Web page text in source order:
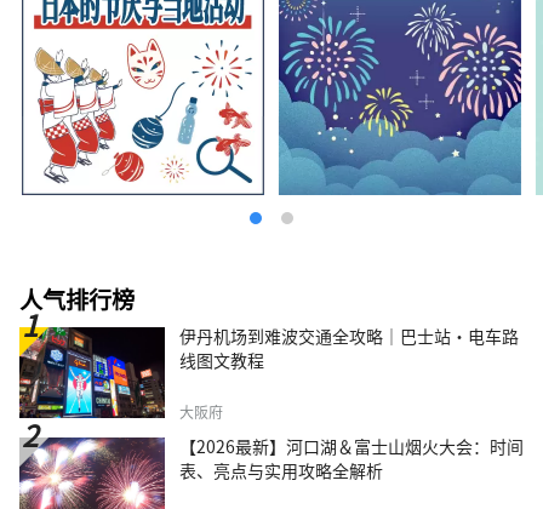
人气排行榜
伊丹机场到难波交通全攻略｜巴士站・电车路
线图文教程
大阪府
【2026最新】河口湖＆富士山烟火大会：时间
表、亮点与实用攻略全解析